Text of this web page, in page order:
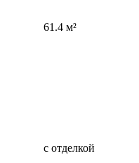
61.4 м²
с отделкой